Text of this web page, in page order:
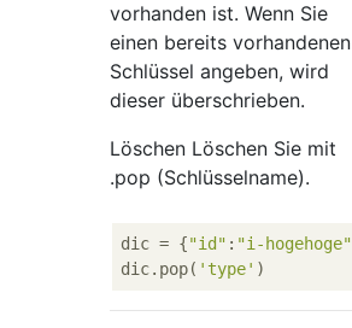
vorhanden ist. Wenn Sie
einen bereits vorhandenen
Schlüssel angeben, wird
dieser überschrieben.
Löschen Löschen Sie mit
.pop (Schlüsselname).
dic = {"id" : "i-hogehoge"
dic.pop( 'type'